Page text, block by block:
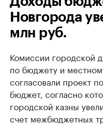
Новгорода
млн руб.
Комиссии городской
по бюджету и
согласовали проект
бюджет, согласно
городской казны
счет межбюджетных